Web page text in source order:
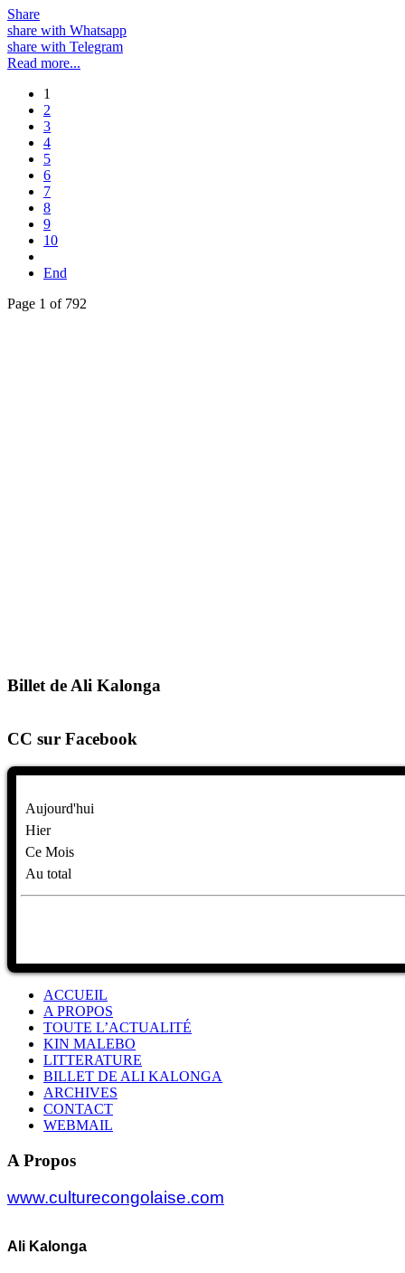
Share
share with Whatsapp
share with Telegram
Read more...
1
2
3
4
5
6
7
8
9
10
End
Page 1 of 792
Billet de Ali Kalonga
CC sur Facebook
Aujourd'hui
Hier
Ce Mois
Au total
ACCUEIL
A PROPOS
TOUTE L’ACTUALITÉ
KIN MALEBO
LITTERATURE
BILLET DE ALI KALONGA
ARCHIVES
CONTACT
WEBMAIL
A Propos
www.culturecongolaise.com
Ali Kalonga